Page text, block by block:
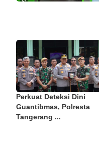
Perkuat Deteksi Dini
Guantibmas, Polresta
Tangerang ...